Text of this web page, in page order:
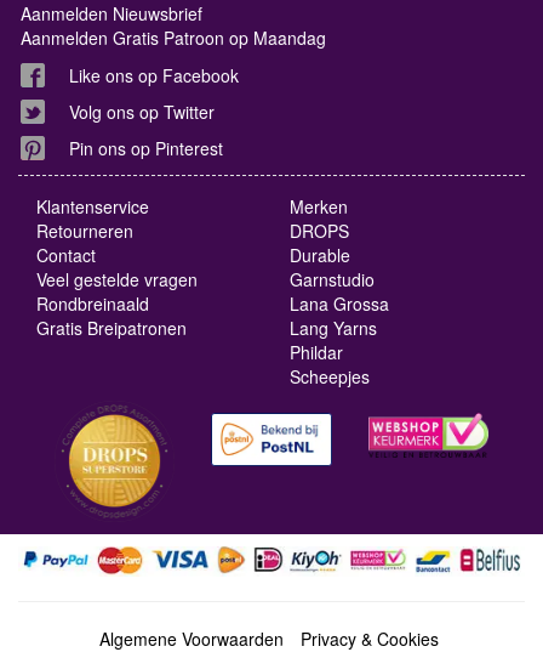
Aanmelden Nieuwsbrief
Aanmelden Gratis Patroon op Maandag
Like ons op Facebook
Volg ons op Twitter
Pin ons op Pinterest
Klantenservice
Retourneren
Contact
Veel gestelde vragen
Rondbreinaald
Gratis Breipatronen
Merken
DROPS
Durable
Garnstudio
Lana Grossa
Lang Yarns
Phildar
Scheepjes
Algemene Voorwaarden
Privacy & Cookies